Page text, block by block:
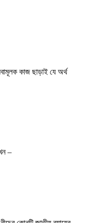
কাজ ছাড়াই যে অর্থ
–